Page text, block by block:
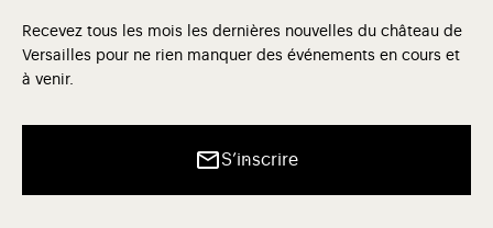
Recevez tous les mois les dernières nouvelles du château de
Versailles pour ne rien manquer des événements en cours et
à venir.
S’inscrire